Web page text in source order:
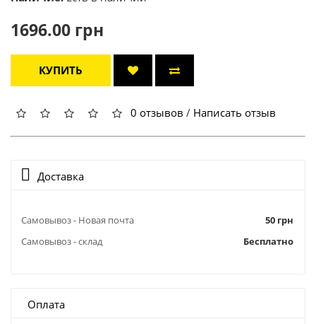
1696.00 грн
КУПИТЬ
0 отзывов / Написать отзыв
Доставка
Самовывоз - Новая почта
50 грн
Самовывоз - склад
Бесплатно
Оплата